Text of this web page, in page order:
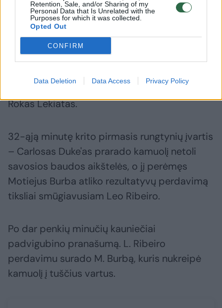
Retention, Sale, and/or Sharing of my
Personal Data that Is Unrelated with the
Purposes for which it was collected.
Opted Out
CONFIRM
Data Deletion Data Access Privacy Policy
Rungtynių pradžia klostėsi ramiai – kartą
šalia žalgiriečių vartų smūgiavo Wesley
Gabrielis, o Željko Sopičius buvo priverstas
atlikti keitimą. Rungtynių tęsti negalėjo Luka
Račičius, kurį pakeitė kitas vidurio gynėjas
Rokas Lekiatas.
32-ąją minutę krito pirmasis rungtynių įvartis
– Carlosas Duke'as prarado kamuolį netoli
savosios baudos aikštelės, o jį perėmęs
Motiejus Burba atliko rezultatyvų perdavimą
tiksliai smūgiavusiam Leo Ribeiro.
Po dar penkių minučių kauniečiai
padvigubino pranašumą. L. Ribeiro
perdavimu surado M. Burbą, kuris nukreipė
kamuolį į tuščius vartus.